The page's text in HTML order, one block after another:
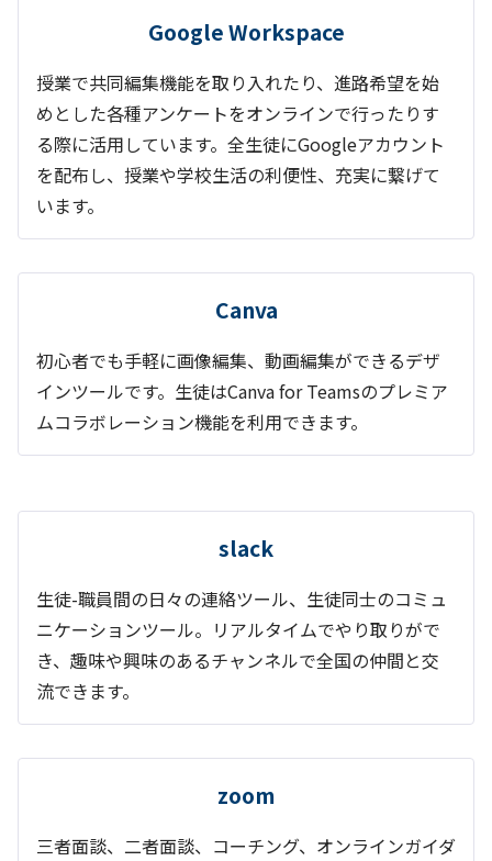
Google Workspace
授業で共同編集機能を取り入れたり、進路希望を始
めとした各種アンケートをオンラインで行ったりす
る際に活用しています。全生徒にGoogleアカウント
を配布し、授業や学校生活の利便性、充実に繋げて
います。
Canva
初心者でも手軽に画像編集、動画編集ができるデザ
インツールです。生徒はCanva for Teamsのプレミア
ムコラボレーション機能を利用できます。
slack
生徒-職員間の日々の連絡ツール、生徒同士のコミュ
ニケーションツール。リアルタイムでやり取りがで
き、趣味や興味のあるチャンネルで全国の仲間と交
流できます。
zoom
三者面談、二者面談、コーチング、オンラインガイダ